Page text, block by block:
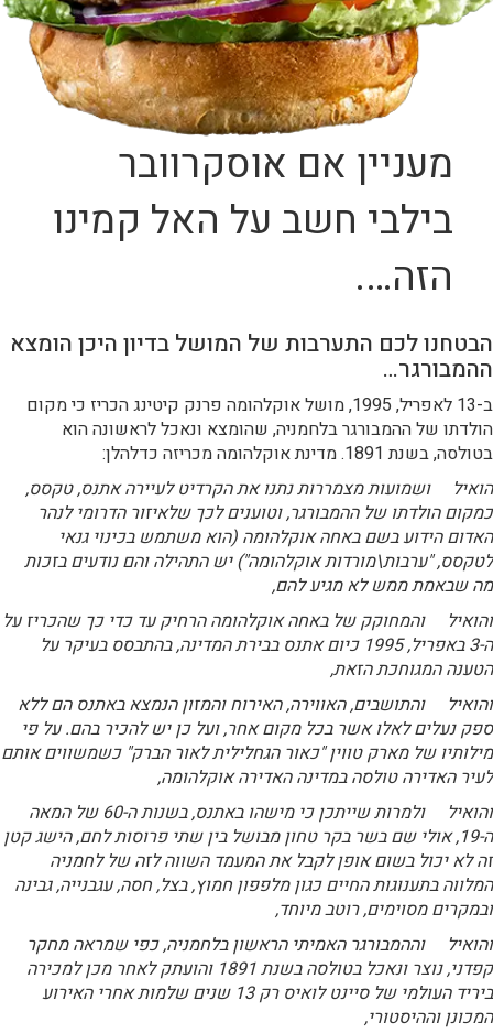
מעניין אם אוסקרוובר
בילבי חשב על האל קמינו
הזה….
הבטחנו לכם התערבות של המושל בדיון היכן הומצא
ההמבורגר…
ב-13 לאפריל, 1995, מושל אוקלהומה פרנק קיטינג הכריז כי מקום
הולדתו של ההמבורגר בלחמניה, שהומצא ונאכל לראשונה הוא
בטולסה, בשנת 1891. מדינת אוקלהומה מכריזה כדלהלן:
הואיל ושמועות מצמררות נתנו את הקרדיט לעיירה אתנס, טקסס,
כמקום הולדתו של ההמבורגר, וטוענים לכך שלאיזור הדרומי לנהר
האדום הידוע בשם באחה אוקלהומה (הוא משתמש בכינוי גנאי
לטקסס, "ערבות\מורדות אוקלהומה") יש התהילה והם נודעים בזכות
מה שבאמת ממש לא מגיע להם,
והואיל והמחוקק של באחה אוקלהומה הרחיק עד כדי כך שהכריז על
ה-3 באפריל, 1995 כיום אתנס בבירת המדינה, בהתבסס בעיקר על
הטענה המגוחכת הזאת,
והואיל והתושבים, האווירה, האירוח והמזון הנמצא באתנס הם ללא
ספק נעלים לאלו אשר בכל מקום אחר, ועל כן יש להכיר בהם. על פי
מילותיו של מארק טווין "כאור הגחלילית לאור הברק" כשמשווים אותם
לעיר האדירה טולסה במדינה האדירה אוקלהומה,
והואיל ולמרות שייתכן כי מישהו באתנס, בשנות ה-60 של המאה
ה-19, אולי שם בשר בקר טחון מבושל בין שתי פרוסות לחם, הישג קטן
זה לא יכול בשום אופן לקבל את המעמד השווה לזה של לחמניה
המלווה בתענוגות החיים כגון מלפפון חמוץ, בצל, חסה, עגבנייה, גבינה
ובמקרים מסוימים, רוטב מיוחד,
והואיל וההמבורגר האמיתי הראשון בלחמניה, כפי שמראה מחקר
קפדני, נוצר ונאכל בטולסה בשנת 1891 והועתק לאחר מכן למכירה
ביריד העולמי של סיינט לואיס רק 13 שנים שלמות אחרי האירוע
המכונן וההיסטורי,